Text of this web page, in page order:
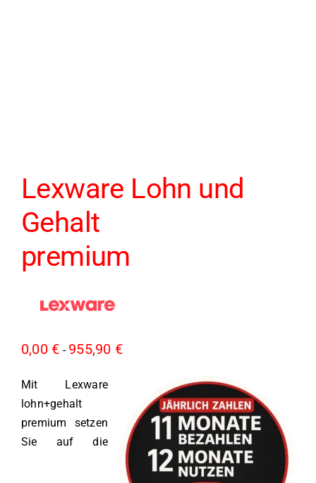
Lexware Lohn und
Gehalt
premium
0,00 € - 955,90 €
Mit Lexware
lohn+gehalt
premium setzen
Sie auf die